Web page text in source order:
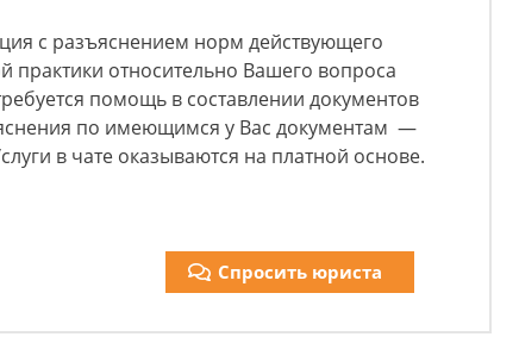
с разъяснением норм действующего
практики относительно Вашего вопроса
помощь в составлении документов
по имеющимся у Вас документам —
в чате оказываются на платной основе.
Спросить юриста